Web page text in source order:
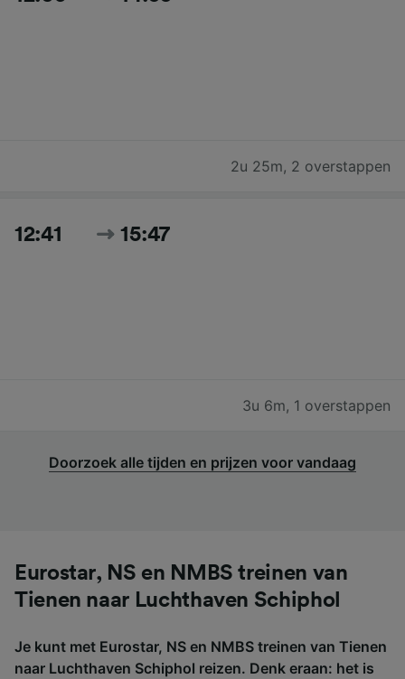
2u 25m, 2 overstappen
12:41 15:47
3u 6m, 1 overstappen
Doorzoek alle tijden en prijzen voor vandaag
Eurostar, NS en NMBS treinen van
Tienen naar Luchthaven Schiphol
Je kunt met Eurostar, NS en NMBS treinen van Tienen
naar Luchthaven Schiphol reizen. Denk eraan: het is